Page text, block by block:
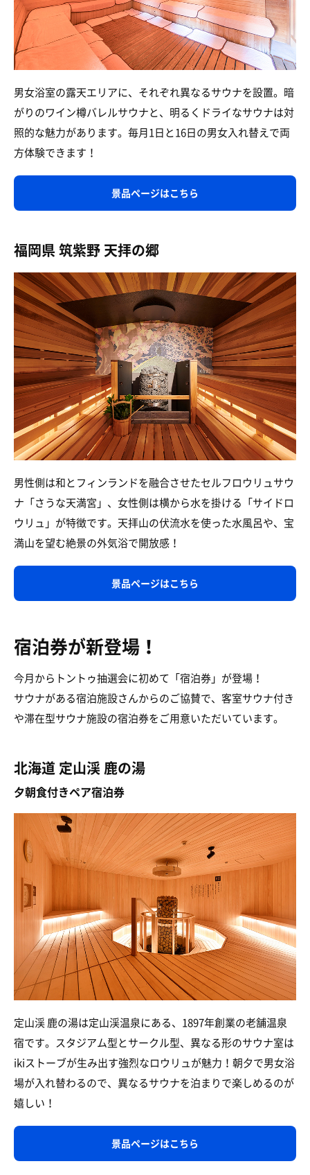
男女浴室の露天エリアに、それぞれ異なるサウナを設置。暗
がりのワイン樽バレルサウナと、明るくドライなサウナは対
照的な魅力があります。毎月1日と16日の男女入れ替えで両
方体験できます！
景品ページはこちら
福岡県 筑紫野 天拝の郷
男性側は和とフィンランドを融合させたセルフロウリュサウ
ナ「さうな天満宮」、女性側は横から水を掛ける「サイドロ
ウリュ」が特徴です。天拝山の伏流水を使った水風呂や、宝
満山を望む絶景の外気浴で開放感！
景品ページはこちら
宿泊券が新登場！
今月からトントゥ抽選会に初めて「宿泊券」が登場！
サウナがある宿泊施設さんからのご協賛で、客室サウナ付き
や滞在型サウナ施設の宿泊券をご用意いただいています。
北海道 定山渓 鹿の湯
夕朝食付きペア宿泊券
定山渓 鹿の湯は定山渓温泉にある、1897年創業の老舗温泉
宿です。スタジアム型とサークル型、異なる形のサウナ室は
ikiストーブが生み出す強烈なロウリュが魅力！朝夕で男女浴
場が入れ替わるので、異なるサウナを泊まりで楽しめるのが
嬉しい！
景品ページはこちら